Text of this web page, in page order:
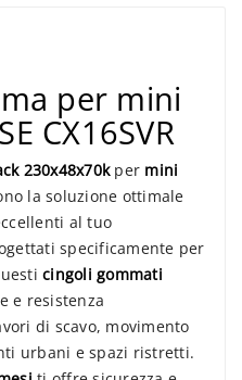
per mini
CX16SVR
230x48x70kper mini
la soluzione ottimale
al tuo
specificamente per
cingoli gommati
e resistenza
di scavo, movimento
urbani e spazi ristretti.